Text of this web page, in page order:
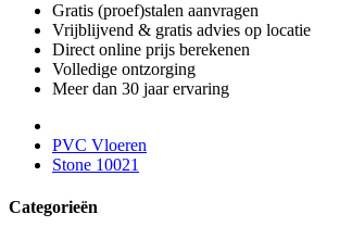
Gratis (proef)stalen aanvragen
Vrijblijvend & gratis advies op locatie
Direct online prijs berekenen
Volledige ontzorging
Meer dan 30 jaar ervaring
PVC Vloeren
Stone 10021
Categorieën